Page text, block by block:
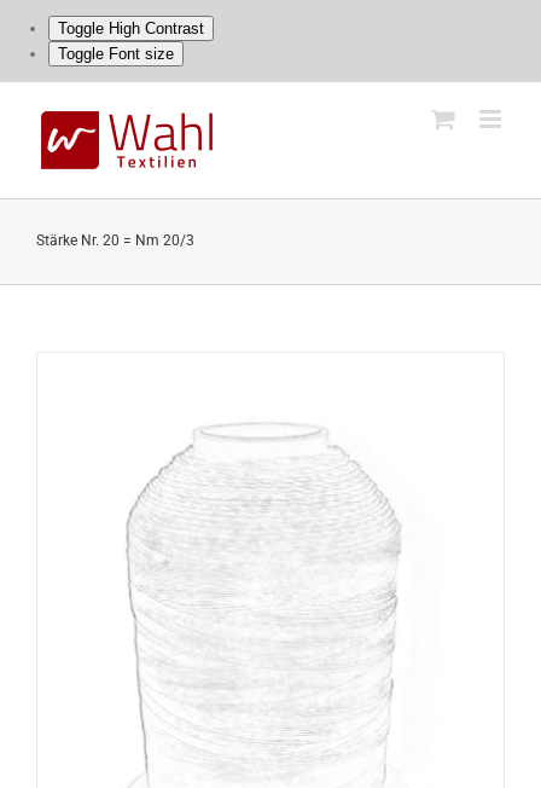
Toggle High Contrast
Toggle Font size
content
Stärke Nr. 20 = Nm 20/3